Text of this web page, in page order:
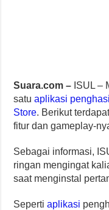
Suara.com – ISUL –
satuaplikasi
Store. Berikut
fitur dan gameplay-
Sebagai informasi,
ringan mengingat
saat menginstal
Sepertiaplikasi